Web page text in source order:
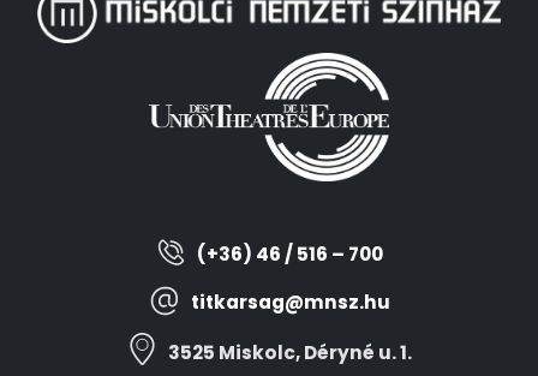
(+36) 46 / 516 – 700
titkarsag@mnsz.hu
3525 Miskolc, Déryné u. 1.